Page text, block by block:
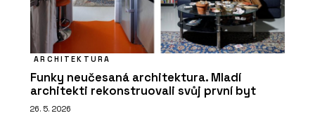
ARCHITEKTURA
Funky neučesaná architektura. Mladí
architekti rekonstruovali svůj první byt
26. 5. 2026